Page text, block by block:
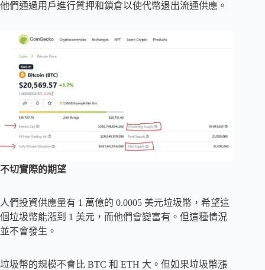
他們通過用戶進行質押和鎖倉以使代幣退出流通供應。
不切實際的期望
人們投資供應量有 1 萬億的 0.0005 美元垃圾幣，希望這
個垃圾幣能漲到 1 美元，而他們會變富有。但這種情況
並不會發生。
垃圾幣的規模不會比 BTC 和 ETH 大。但如果垃圾幣漲